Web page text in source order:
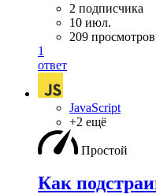
2 подписчика
10 июл.
209 просмотров
1
ответ
JavaScript
+2 ещё
Простой
Как